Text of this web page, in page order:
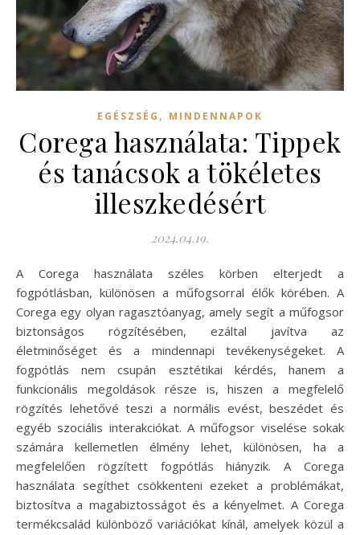
EGÉSZSÉG , MINDENNAPOK
Corega használata: Tippek
és tanácsok a tökéletes
illeszkedésért
2024.04.19.
A Corega használata széles körben elterjedt a
fogpótlásban, különösen a műfogsorral élők körében. A
Corega egy olyan ragasztóanyag, amely segít a műfogsor
biztonságos rögzítésében, ezáltal javítva az
életminőséget és a mindennapi tevékenységeket. A
fogpótlás nem csupán esztétikai kérdés, hanem a
funkcionális megoldások része is, hiszen a megfelelő
rögzítés lehetővé teszi a normális evést, beszédet és
egyéb szociális interakciókat. A műfogsor viselése sokak
számára kellemetlen élmény lehet, különösen, ha a
megfelelően rögzített fogpótlás hiányzik. A Corega
használata segíthet csökkenteni ezeket a problémákat,
biztosítva a magabiztosságot és a kényelmet. A Corega
termékcsalád különböző variációkat kínál, amelyek közül a